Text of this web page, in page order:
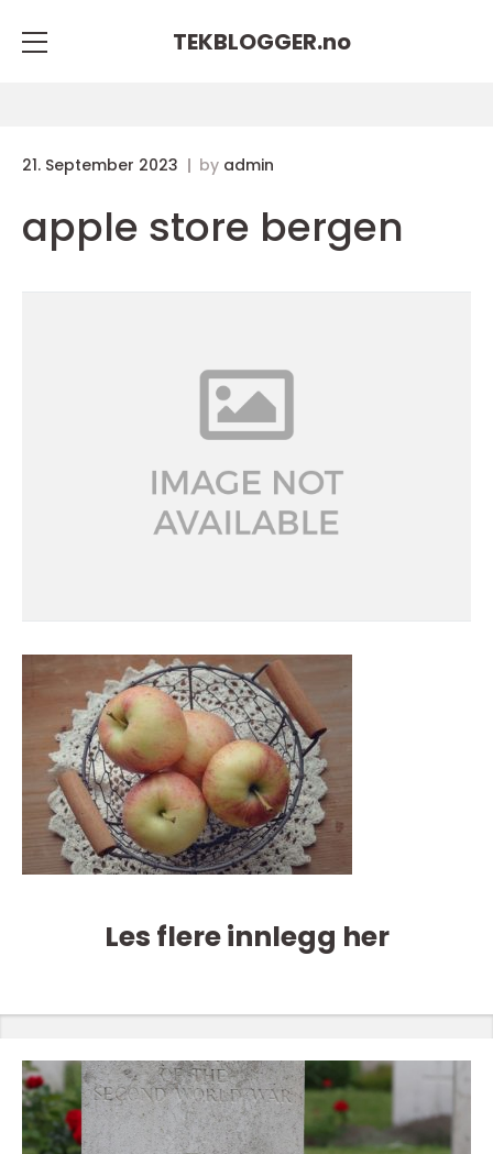
TEKBLOGGER.no
21. September 2023 by admin
apple store bergen
Les flere innlegg her